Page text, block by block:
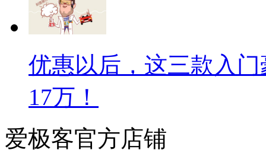
优惠以后，这三款入
17万！
爱极客官方店铺